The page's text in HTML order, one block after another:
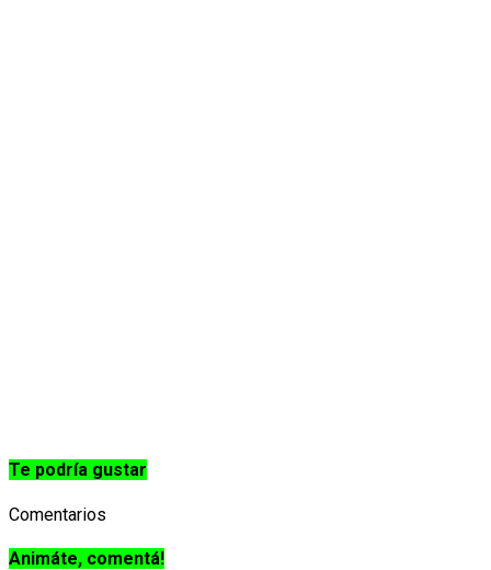
Te podría gustar
Comentarios
Animáte, comentá!